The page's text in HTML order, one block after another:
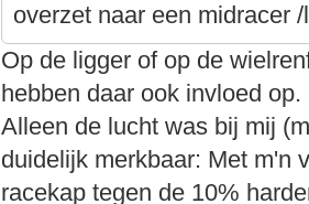
overzet naar een midracer
Op de ligger of op de
hebben daar ook invloed op.
Alleen de lucht was bij mij
duidelijk merkbaar: Met m'n
racekap tegen de 10%